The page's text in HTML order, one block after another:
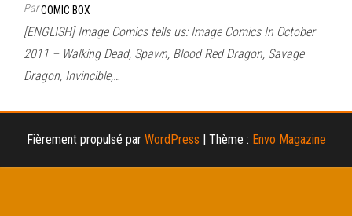
ParCOMIC BOX
[ENGLISH] Image Comics tells us: Image Comics In October
2011 – Walking Dead, Spawn, Blood Red Dragon, Savage
Dragon, Invincible,…
Fièrement propulsé par WordPress | Thème : Envo Magazine